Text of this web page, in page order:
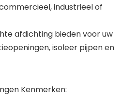
industrieel of
afdichting bieden voor uw
isoleer pijpen en
Kenmerken: